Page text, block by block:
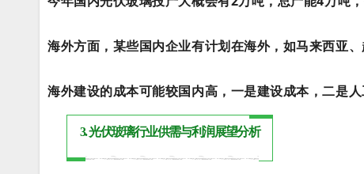
海外方面，某些国内企业有计划在海外，如马来西亚
海外建设的成本可能较国内高，一是建设成本，二是
3. 光伏玻璃行业供需与利润展望分析